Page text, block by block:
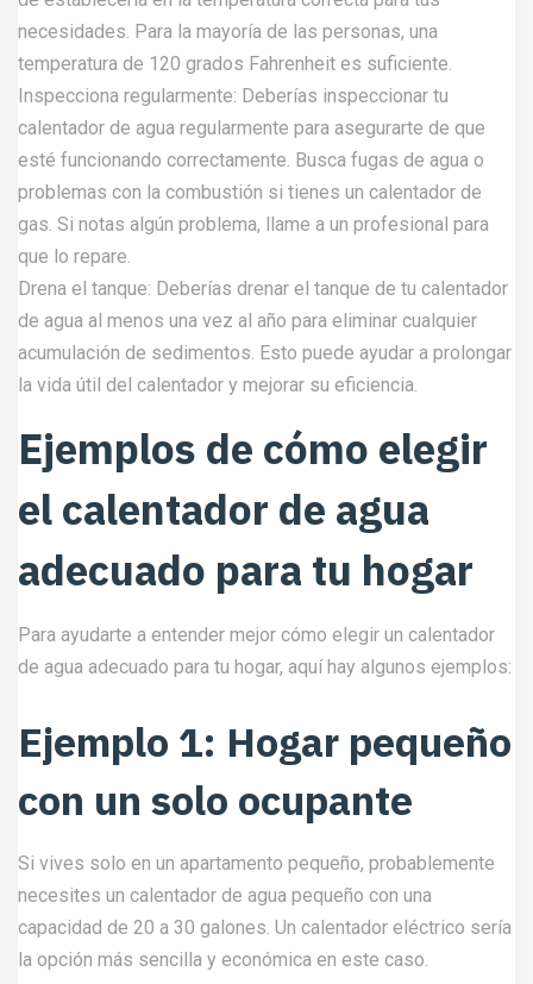
necesidades. Para la mayoría de las personas, una
temperatura de 120 grados Fahrenheit es suficiente.
Inspecciona regularmente: Deberías inspeccionar tu
calentador de agua regularmente para asegurarte de que
esté funcionando correctamente. Busca fugas de agua o
problemas con la combustión si tienes un calentador de
gas. Si notas algún problema, llame a un profesional para
que lo repare.
Drena el tanque: Deberías drenar el tanque de tu calentador
de agua al menos una vez al año para eliminar cualquier
acumulación de sedimentos. Esto puede ayudar a prolongar
la vida útil del calentador y mejorar su eficiencia.
Ejemplos de cómo elegir
el calentador de agua
adecuado para tu hogar
Para ayudarte a entender mejor cómo elegir un calentador
de agua adecuado para tu hogar, aquí hay algunos ejemplos:
Ejemplo 1: Hogar pequeño
con un solo ocupante
Si vives solo en un apartamento pequeño, probablemente
necesites un calentador de agua pequeño con una
capacidad de 20 a 30 galones. Un calentador eléctrico sería
la opción más sencilla y económica en este caso.